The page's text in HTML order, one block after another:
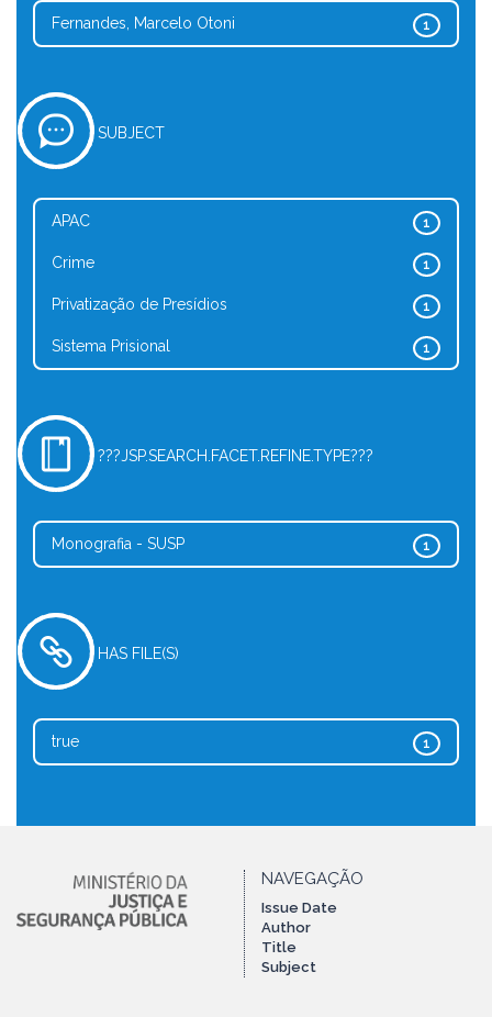
1
Fernandes, Marcelo Otoni
SUBJECT
1
APAC
1
Crime
1
Privatização de Presídios
1
Sistema Prisional
???JSP.SEARCH.FACET.REFINE.TYPE???
1
Monografia - SUSP
HAS FILE(S)
1
true
NAVEGAÇÃO
Issue Date
Author
Title
Subject